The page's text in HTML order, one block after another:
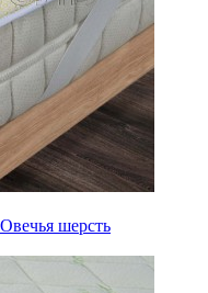
шерсть